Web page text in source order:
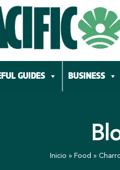
GUIDES BUSINESS
Inicio » Food »